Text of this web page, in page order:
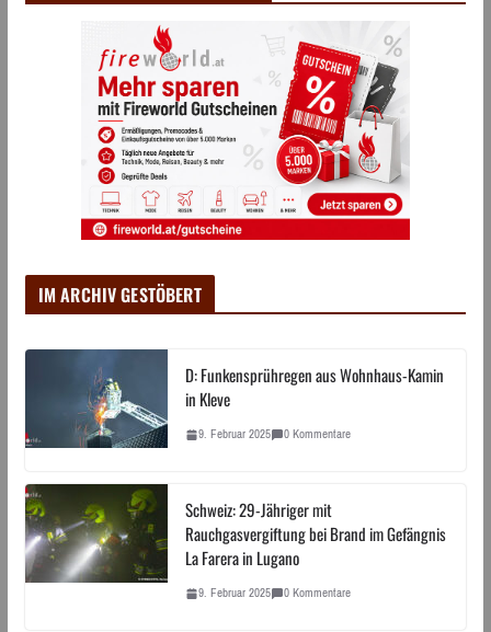
IM ARCHIV GESTÖBERT
D: Funkensprühregen aus Wohnhaus-Kamin
in Kleve
9. Februar 2025 0 Kommentare
Schweiz: 29-Jähriger mit
Rauchgasvergiftung bei Brand im Gefängnis
La Farera in Lugano
9. Februar 2025 0 Kommentare